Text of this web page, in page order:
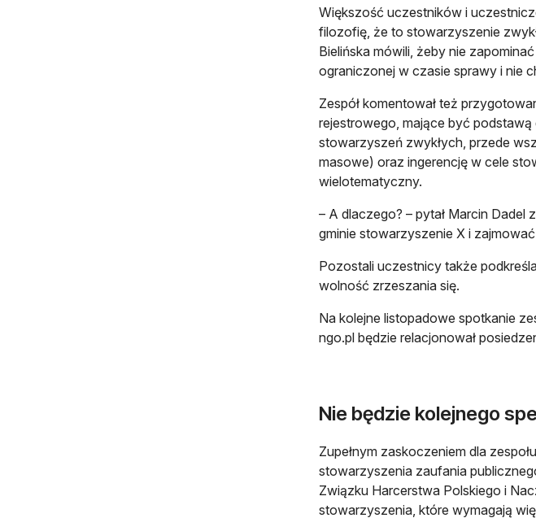
Większość uczestników i
filozofię, że to stowarzyszenie
Bielińska mówili, żeby nie
ograniczonej w czasie sprawy i nie
Zespół komentował też
rejestrowego, mające być
stowarzyszeń zwykłych, przede
masowe) oraz ingerencję w cele
wielotematyczny.
– A dlaczego? – pytał Marcin Dadel
gminie stowarzyszenie X i
Pozostali uczestnicy także
wolność zrzeszania się.
Na kolejne listopadowe spotkanie
ngo.pl będzie relacjonował
Nie będzie kolejnego
Zupełnym zaskoczeniem dla
stowarzyszenia zaufania
Związku Harcerstwa Polskiego i
stowarzyszenia, które wymagają